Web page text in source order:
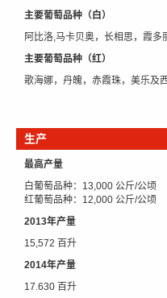
主要葡萄品种（白）
阿比洛,马卡贝奥，长相思，霞多
主要葡萄品种（红）
歌海娜，丹魄，赤霞珠，美乐及
生产
最高产量
白葡萄品种：13,000 公斤/公顷
红葡萄品种：12,000 公斤/公顷
2013年产量
15,572 百升
2014年产量
17.630 百升